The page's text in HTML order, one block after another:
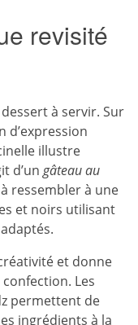
revisité
à servir. Sur
d’expression
illustre
d’un gâteau au
ressembler à une
et noirs utilisant
et donne
Les
permettent de
ingrédients à la